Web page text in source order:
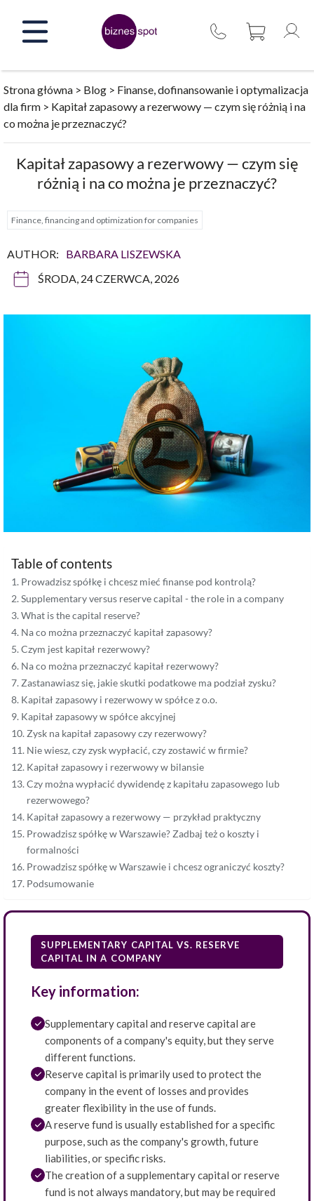
content
Strona główna > Blog > Finanse, dofinansowanie i optymalizacja
dla firm > Kapitał zapasowy a rezerwowy — czym się różnią i na
co można je przeznaczyć?
Kapitał zapasowy a rezerwowy — czym się
różnią i na co można je przeznaczyć?
Finance, financing and optimization for companies
AUTHOR:
BARBARA LISZEWSKA
ŚRODA, 24 CZERWCA, 2026
Table of contents
Prowadzisz spółkę i chcesz mieć finanse pod kontrolą?
Supplementary versus reserve capital - the role in a company
What is the capital reserve?
Na co można przeznaczyć kapitał zapasowy?
Czym jest kapitał rezerwowy?
Na co można przeznaczyć kapitał rezerwowy?
Zastanawiasz się, jakie skutki podatkowe ma podział zysku?
Kapitał zapasowy i rezerwowy w spółce z o.o.
Kapitał zapasowy w spółce akcyjnej
Zysk na kapitał zapasowy czy rezerwowy?
Nie wiesz, czy zysk wypłacić, czy zostawić w firmie?
Kapitał zapasowy i rezerwowy w bilansie
Czy można wypłacić dywidendę z kapitału zapasowego lub
rezerwowego?
Kapitał zapasowy a rezerwowy — przykład praktyczny
Prowadzisz spółkę w Warszawie? Zadbaj też o koszty i
formalności
Prowadzisz spółkę w Warszawie i chcesz ograniczyć koszty?
Podsumowanie
SUPPLEMENTARY CAPITAL VS. RESERVE
CAPITAL IN A COMPANY
Key information:
Supplementary capital and reserve capital are
components of a company's equity, but they serve
different functions.
Reserve capital is primarily used to protect the
company in the event of losses and provides
greater flexibility in the use of funds.
A reserve fund is usually established for a specific
purpose, such as the company's growth, future
liabilities, or specific risks.
The creation of a supplementary capital or reserve
fund is not always mandatory, but may be required